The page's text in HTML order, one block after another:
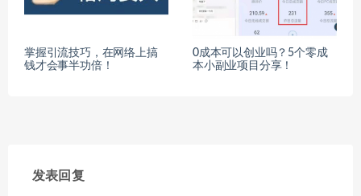
掌握引流技巧，在网络上搞
钱才会事半功倍！
0成本可以创业吗？5个零成
本小副业项目分享！
发表回复